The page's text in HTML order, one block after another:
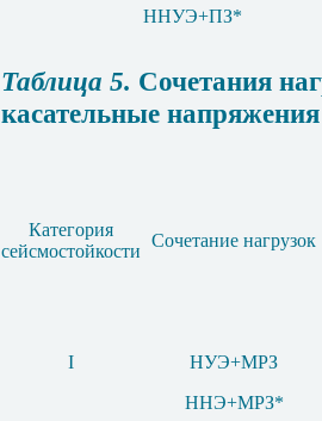
ННУЭ+ПЗ*
Таблица 5. Сочетания
касательные напряжения
Категория
сейсмостойкости
Сочетание нагрузок
I
НУЭ+МРЗ
ННЭ+МРЗ*